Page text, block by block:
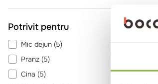
Potrivit pentru
Mic dejun (5)
Pranz (5)
Cina (5)